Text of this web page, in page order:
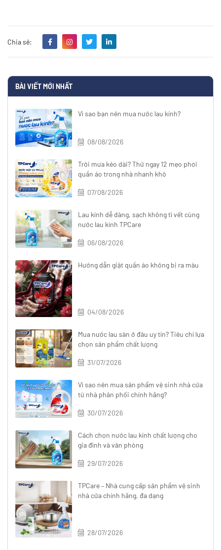
Chia sẻ:
BÀI VIẾT MỚI NHẤT
Vì sao bạn nên mua nước lau kính?
08/08/2026
Trời mưa kéo dài? Thử ngay 12 mẹo phơi
quần áo trong nhà nhanh khô
07/08/2026
Lau kính dễ dàng, sạch không tì vết cùng
nước lau kính TPCare
06/08/2026
Hướng dẫn giặt quần áo không bị ra màu
04/08/2026
Mua nước lau sàn ở đâu uy tín? Tiêu chí lựa
chọn sản phẩm chất lượng
31/07/2026
Vì sao nên mua sản phẩm vệ sinh nhà cửa
từ nhà phân phối chính hãng?
30/07/2026
Cách chọn nước lau kính chất lượng cho
gia đình và văn phòng
29/07/2026
TPCare – Nhà cung cấp sản phẩm vệ sinh
nhà cửa chính hãng, đa dạng
28/07/2026